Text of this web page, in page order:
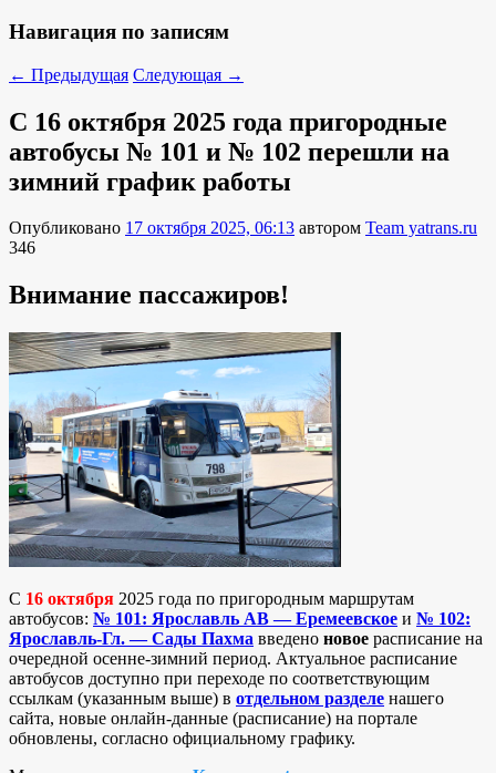
Навигация по записям
← Предыдущая Следующая →
С 16 октября 2025 года пригородные
автобусы № 101 и № 102 перешли на
зимний график работы
Опубликовано 17 октября 2025, 06:13 автором Team yatrans.ru
346
Внимание пассажиров!
С 16 октября 2025 года по пригородным маршрутам
автобусов: № 101: Ярославль АВ — Еремеевское и № 102:
Ярославль-Гл. — Сады Пахма введено новое расписание на
очередной осенне-зимний период. Актуальное расписание
автобусов доступно при переходе по соответствующим
ссылкам (указанным выше) в отдельном разделе нашего
сайта, новые онлайн-данные (расписание) на портале
обновлены, согласно официальному графику.